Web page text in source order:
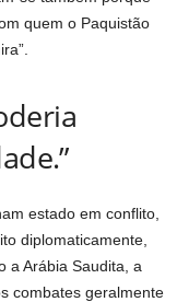
quem o Paquistão
estado em conflito,
diplomaticamente,
a Arábia Saudita, a
combates geralmente